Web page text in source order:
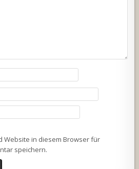
Website in diesem Browser für
speichern.